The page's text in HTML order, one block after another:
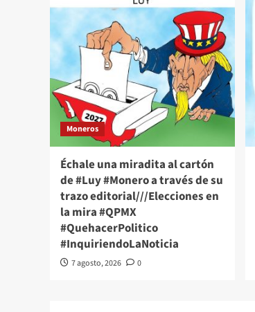
Moneros
Échale una miradita al cartón
de #Luy #Monero a través de su
trazo editorial///Elecciones en
la mira #QPMX
#QuehacerPolitico
#InquiriendoLaNoticia
7 agosto, 2026 0